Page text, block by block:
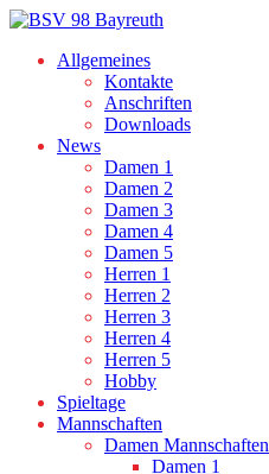
Allgemeines
Kontakte
Anschriften
Downloads
News
Damen 1
Damen 2
Damen 3
Damen 4
Damen 5
Herren 1
Herren 2
Herren 3
Herren 4
Herren 5
Hobby
Spieltage
Mannschaften
Damen Mannschaften
Damen 1